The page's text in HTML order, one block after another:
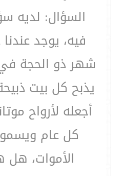
السؤال: لديه
فيه، يوجد
شهر ذو الحجة
يذبح كل بيت
أجعله لأرواح
كل عام
الأموات،